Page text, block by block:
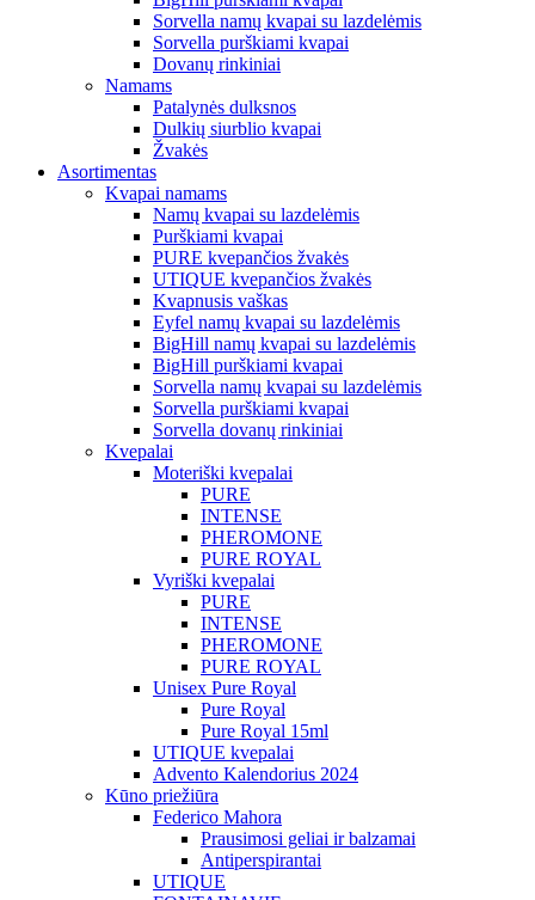
Sorvella namų kvapai su lazdelėmis
Sorvella purškiami kvapai
Dovanų rinkiniai
Namams
Patalynės dulksnos
Dulkių siurblio kvapai
Žvakės
Asortimentas
Kvapai namams
Namų kvapai su lazdelėmis
Purškiami kvapai
PURE kvepančios žvakės
UTIQUE kvepančios žvakės
Kvapnusis vaškas
Eyfel namų kvapai su lazdelėmis
BigHill namų kvapai su lazdelėmis
BigHill purškiami kvapai
Sorvella namų kvapai su lazdelėmis
Sorvella purškiami kvapai
Sorvella dovanų rinkiniai
Kvepalai
Moteriški kvepalai
PURE
INTENSE
PHEROMONE
PURE ROYAL
Vyriški kvepalai
PURE
INTENSE
PHEROMONE
PURE ROYAL
Unisex Pure Royal
Pure Royal
Pure Royal 15ml
UTIQUE kvepalai
Advento Kalendorius 2024
Kūno priežiūra
Federico Mahora
Prausimosi geliai ir balzamai
Antiperspirantai
UTIQUE